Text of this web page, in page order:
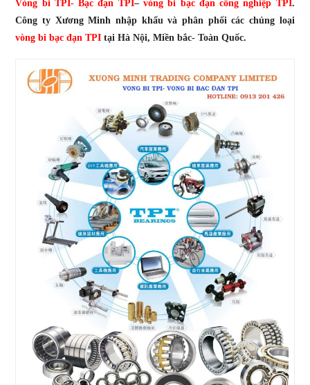
Vòng bi TPI- Bạc đạn TPI– vòng bi bạc đạn công nghiệp TPI.
Công ty Xương Minh nhập khẩu và phân phối các chủng loại
vòng bi bạc đạn TPI tại Hà Nội, Miền bắc- Toàn Quốc.